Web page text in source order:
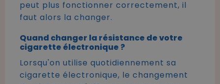
peut plus fonctionner correctement, il
faut alors la changer.
Quand changer la résistance de votre
cigarette électronique ?
Lorsqu'on utilise quotidiennement sa
cigarette électronique, le changement